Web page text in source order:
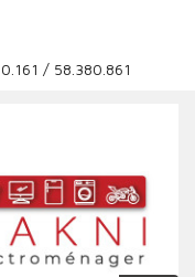
/ 58.380.861